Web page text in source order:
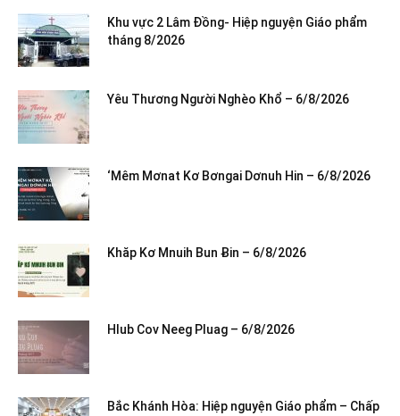
Khu vực 2 Lâm Đồng- Hiệp nguyện Giáo phẩm
tháng 8/2026
Yêu Thương Người Nghèo Khổ – 6/8/2026
‘Mêm Mơnat Kơ Bơngai Dơnuh Hin – 6/8/2026
Khăp Kơ Mnuih Bun Ƀin – 6/8/2026
Hlub Cov Neeg Pluag – 6/8/2026
Bắc Khánh Hòa: Hiệp nguyện Giáo phẩm – Chấp